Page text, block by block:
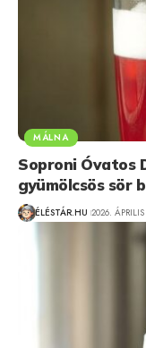
MÁLNA
Soproni Óvatos
gyümölcsös sör
ÉLÉSTÁR.HU 2026. ÁPRILIS